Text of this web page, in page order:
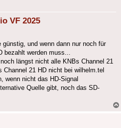
VF 2025
und wenn dann nur noch für
bezahlt werden muss...
längst nicht alle KNBs Channel 21
21 HD nicht bei wilhelm.tel
wenn nicht das HD-Signal
Quelle gibt, noch das SD-